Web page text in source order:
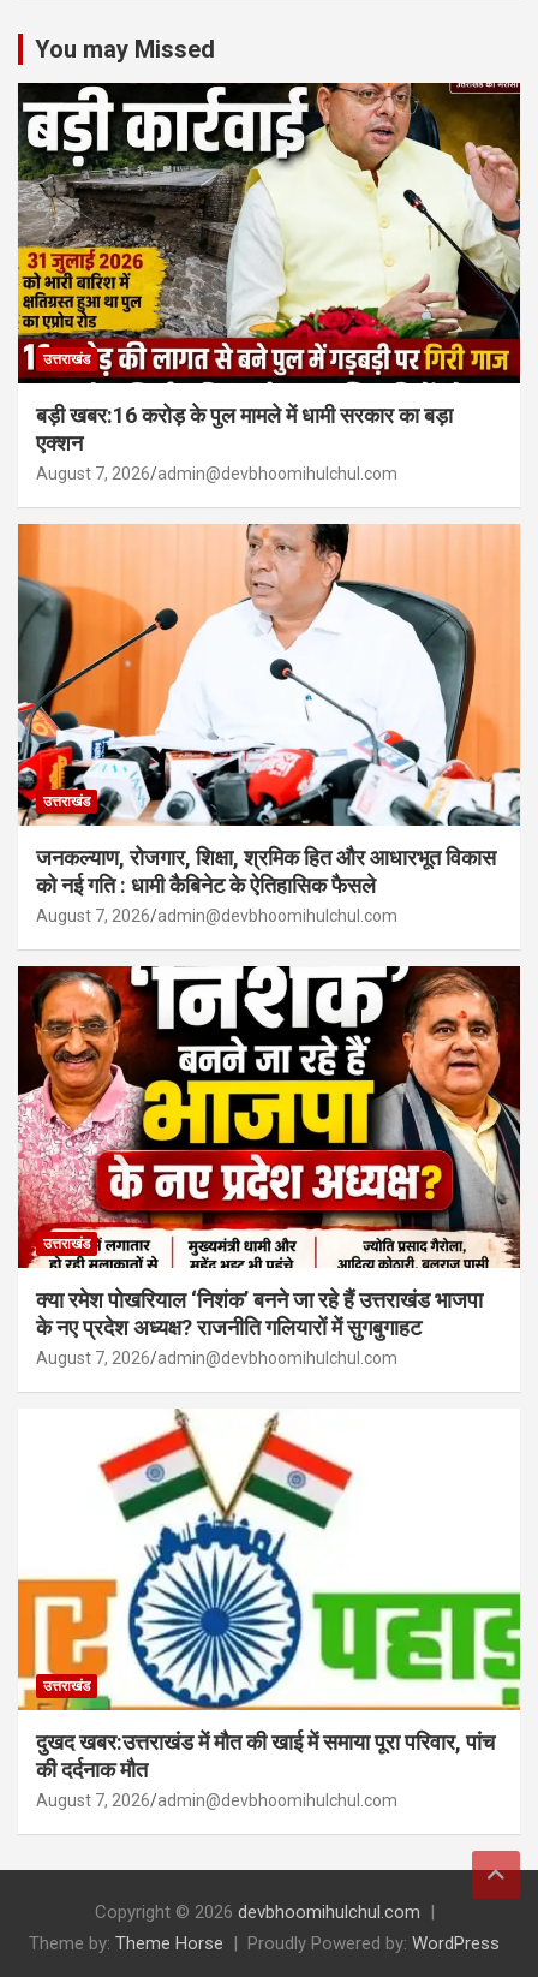
You may Missed
उत्तराखंड
बड़ी खबर:16 करोड़ के पुल मामले में धामी सरकार का बड़ा
एक्शन
August 7, 2026 admin@devbhoomihulchul.com
उत्तराखंड
जनकल्याण, रोजगार, शिक्षा, श्रमिक हित और आधारभूत विकास
को नई गति : धामी कैबिनेट के ऐतिहासिक फैसले
August 7, 2026 admin@devbhoomihulchul.com
उत्तराखंड
क्या रमेश पोखरियाल ‘निशंक’ बनने जा रहे हैं उत्तराखंड भाजपा
के नए प्रदेश अध्यक्ष? राजनीति गलियारों में सुगबुगाहट
August 7, 2026 admin@devbhoomihulchul.com
उत्तराखंड
दुखद खबर:उत्तराखंड में मौत की खाई में समाया पूरा परिवार, पांच
की दर्दनाक मौत
August 7, 2026 admin@devbhoomihulchul.com
Copyright © 2026 devbhoomihulchul.com
Theme by: Theme Horse Proudly Powered by: WordPress